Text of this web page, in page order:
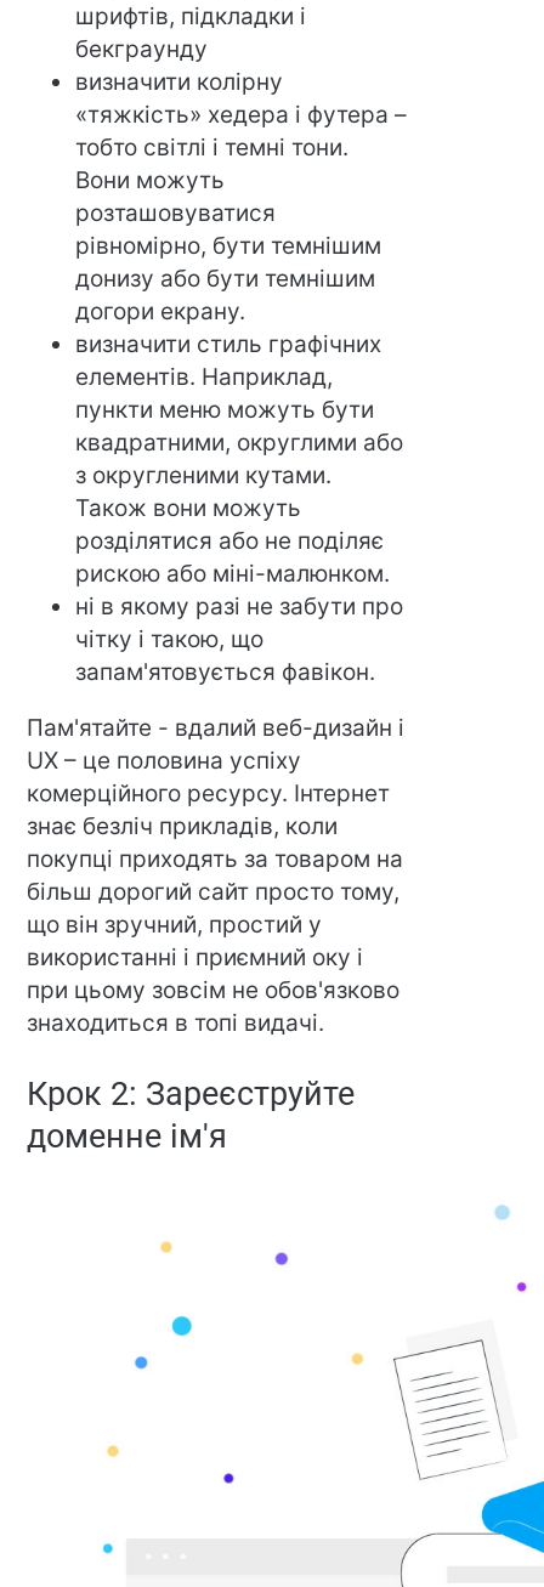
шрифтів, підкладки і
бекграунду
визначити колірну
«тяжкість» хедера і футера –
тобто світлі і темні тони.
Вони можуть
розташовуватися
рівномірно, бути темнішим
донизу або бути темнішим
догори екрану.
визначити стиль графічних
елементів. Наприклад,
пункти меню можуть бути
квадратними, округлими або
з округленими кутами.
Також вони можуть
розділятися або не поділяє
рискою або міні-малюнком.
ні в якому разі не забути про
чітку і такою, що
запам'ятовується фавікон.
Пам'ятайте - вдалий веб-дизайн і
UX – це половина успіху
комерційного ресурсу. Інтернет
знає безліч прикладів, коли
покупці приходять за товаром на
більш дорогий сайт просто тому,
що він зручний, простий у
використанні і приємний оку і
при цьому зовсім не обов'язково
знаходиться в топі видачі.
Крок 2: Зареєструйте
доменне ім'я